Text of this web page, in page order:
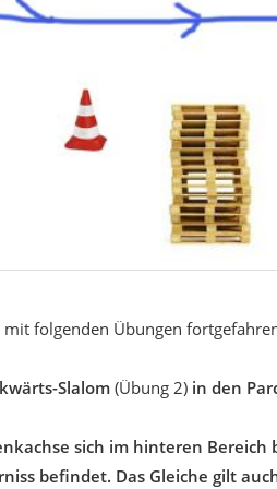
folgenden Übungen
Slalom (Übung 2) in den
sich im hinteren
befindet. Das Gleiche gilt